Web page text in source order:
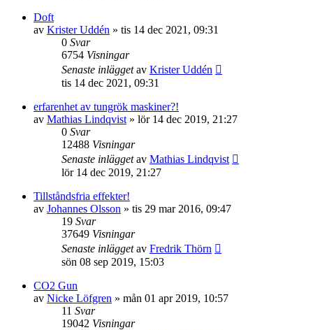
Doft
av Krister Uddén » tis 14 dec 2021, 09:31
0 Svar
6754 Visningar
Senaste inläggetav Krister Uddén
tis 14 dec 2021, 09:31
erfarenhet av tungrök maskiner?!
av Mathias Lindqvist » lör 14 dec 2019, 21:27
0 Svar
12488 Visningar
Senaste inläggetav Mathias Lindqvist
lör 14 dec 2019, 21:27
Tillståndsfria effekter!
av Johannes Olsson » tis 29 mar 2016, 09:47
19 Svar
37649 Visningar
Senaste inläggetav Fredrik Thörn
sön 08 sep 2019, 15:03
CO2 Gun
av Nicke Löfgren » mån 01 apr 2019, 10:57
11 Svar
19042 Visningar